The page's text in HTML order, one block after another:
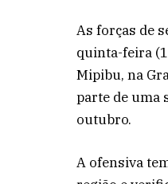
As forças de
quinta-feira
Mipibu, na
parte de uma
outubro.
A ofensiva